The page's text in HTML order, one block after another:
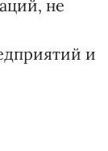
не
и